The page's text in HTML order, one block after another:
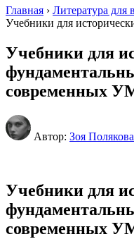
Главная › Литература для
Учебники для
Учебники для
современных
Автор: Зоя Полякова
Учебники для
современных